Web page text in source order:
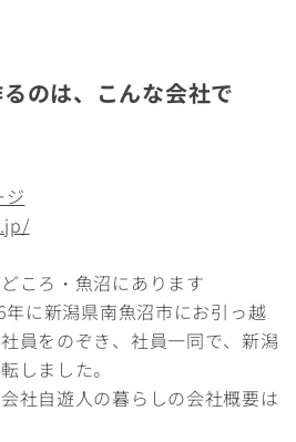
るのは、こんな会社で
ジ
ころ・魚沼にあります
に新潟県南魚沼市にお引っ越
員をのぞき、社員一同で、新潟
しました。
社自遊人の暮らしの会社概要は